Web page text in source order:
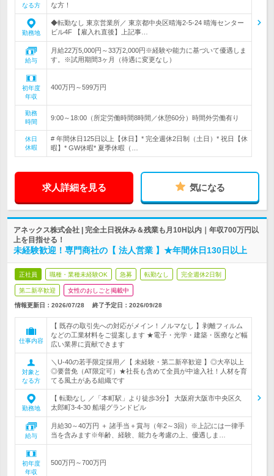
なる方 な方！
勤務地
◆転勤なし 東京営業所／ 東京都中央区晴海2-5-24 晴海センター
ビル4F 【雇入れ直後】上記事…
給与
月給22万5,000円～33万2,000円※経験や能力に基づいて優遇しま
す。※試用期間3ヶ月（待遇に変更なし）
初年度
年収
400万円～599万円
勤務
時間
9:00～18:00（所定労働時間8時間／休憩60分）時間外労働有り
休日
休暇
# 年間休日125日以上【休日】* 完全週休2日制（土日）* 祝日【休
暇】* GW休暇* 夏季休暇（…
求人詳細を見る 気になる
アネックス株式会社 | 完全土日祝休み＆残業も月10H以内｜年収700万円以
上を目指せる！
未経験歓迎！専門商社の【 法人営業 】★年間休日130日以上
正社員 職種・業種未経験OK 急募 転勤なし 完全週休2日制
第二新卒歓迎 女性のおしごと掲載中
情報更新日：2026/07/28 終了予定日： 2026/09/28
仕事内容
【 既存の取引先への対応がメイン！ノルマなし 】剥離フィルム
などの工業材料をご提案します ★電子・光学・建築・医療など幅
広い業界に貢献できます
対象と
なる方
＼U-40の若手限定採用／【 未経験・第二新卒歓迎 】◎大卒以上
◎要普免（AT限定可）★社長も含めて全員が中途入社！人材を育
てる風土がある組織です
勤務地
【 転勤なし ／「本町駅」より徒歩3分】 大阪府大阪市中央区久
太郎町3-4-30 船場グランドビル
給与
月給30～40万円 ＋ 諸手当＋賞与（年2～3回）※上記には一律手
当を含みます※年齢、経験、能力を考慮の上、優遇しま…
初年度
年収
500万円～700万円